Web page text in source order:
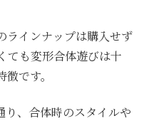
ラインナップは購入せず
ても変形合体遊びは十
です。
り、合体時のスタイルや